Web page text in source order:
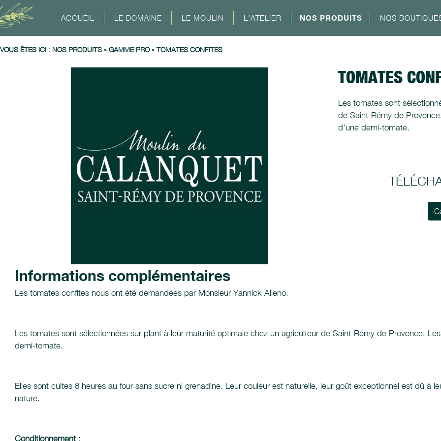
ACCUEIL LE DOMAINE LE MOULIN L'ATELIER NOS PRODUITS NOS
VOUS ÊTES ICI : NOS PRODUITS » GAMME PRO» TOMATES CONFITES
TOMATES
Les tomates sont
de Saint-Rémy de
d'une demi-tomate.
Informations complémentaires
Les tomates confites nous ont été demandées par Monsieur Yannick Alleno.
Les tomates sont sélectionnées sur plant à leur maturité optimale chez un agriculteur de Saint-Rémy de Provence.
demi-tomate.
Elles sont cuites 8 heures au four sans sucre ni grenadine. Leur couleur est naturelle, leur goût exceptionnel est dû à
nature.
Conditionnement: